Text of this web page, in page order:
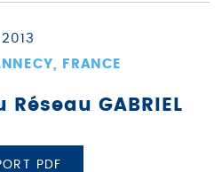
FRANCE
GABRIEL
PDF